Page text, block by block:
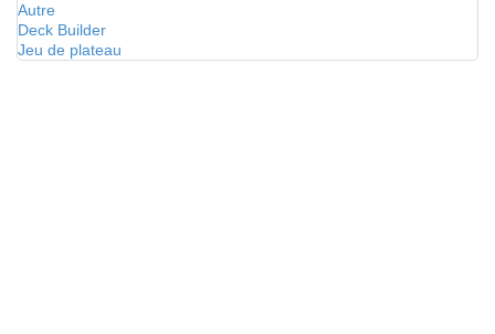
Autre
Deck Builder
Jeu de plateau